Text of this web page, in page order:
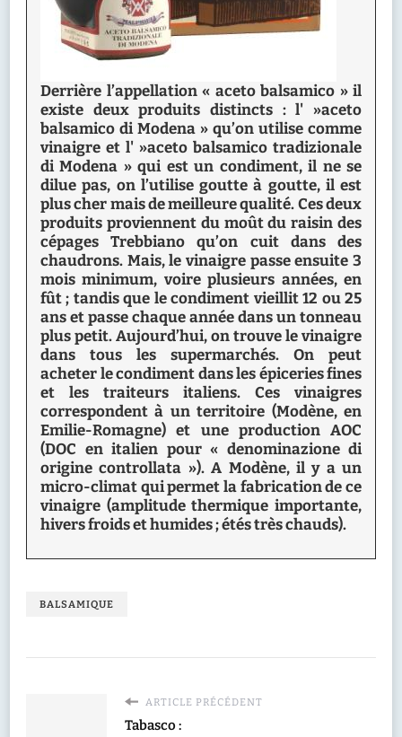
Derrière l’appellation « aceto balsamico » il
existe deux produits distincts : l' »aceto
balsamico di Modena » qu’on utilise comme
vinaigre et l' »aceto balsamico tradizionale
di Modena » qui est un condiment, il ne se
dilue pas, on l’utilise goutte à goutte, il est
plus cher mais de meilleure qualité. Ces deux
produits proviennent du moût du raisin des
cépages Trebbiano qu’on cuit dans des
chaudrons. Mais, le vinaigre passe ensuite 3
mois minimum, voire plusieurs années, en
fût ; tandis que le condiment vieillit 12 ou 25
ans et passe chaque année dans un tonneau
plus petit. Aujourd’hui, on trouve le vinaigre
dans tous les supermarchés. On peut
acheter le condiment dans les épiceries fines
et les traiteurs italiens. Ces vinaigres
correspondent à un territoire (Modène, en
Emilie-Romagne) et une production AOC
(DOC en italien pour « denominazione di
origine controllata »). A Modène, il y a un
micro-climat qui permet la fabrication de ce
vinaigre (amplitude thermique importante,
hivers froids et humides ; étés très chauds).
BALSAMIQUE
ARTICLE PRÉCÉDENT
Tabasco :